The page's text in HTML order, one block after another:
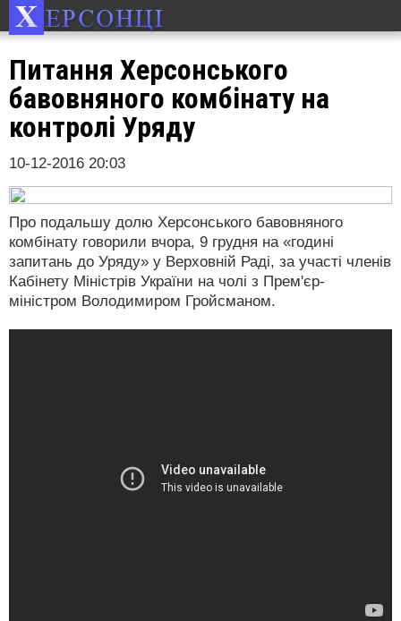
Питання Херсонського
бавовняного комбінату на
контролі Уряду
10-12-2016 20:03
Про подальшу долю Херсонського бавовняного
комбінату говорили вчора, 9 грудня на «годині
запитань до Уряду» у Верховній Раді, за участі членів
Кабінету Міністрів України на чолі з Прем'єр-
міністром Володимиром Гройсманом.